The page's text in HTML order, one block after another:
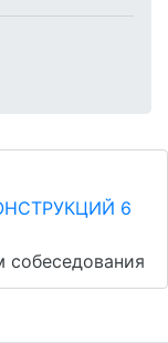
6
собеседования